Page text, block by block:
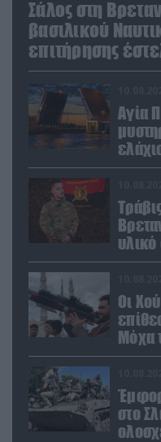
Σάλος στη
βασιλικού
επιτήρησης
απόρρητες
Αγία
Οι
Μόχα
επτά
στο